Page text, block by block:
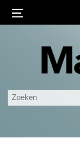
Ingelogd blijven